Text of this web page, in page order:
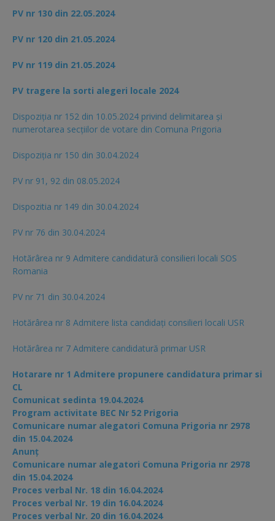
PV nr 130 din 22.05.2024
PV nr 120 din 21.05.2024
PV nr 119 din 21.05.2024
PV tragere la sorti alegeri locale 2024
Dispoziția nr 152 din 10.05.2024 privind delimitarea și
numerotarea secțiilor de votare din Comuna Prigoria
Dispoziția nr 150 din 30.04.2024
PV nr 91, 92 din 08.05.2024
Dispozitia nr 149 din 30.04.2024
PV nr 76 din 30.04.2024
Hotărârea nr 9 Admitere candidatură consilieri locali SOS
Romania
PV nr 71 din 30.04.2024
Hotărârea nr 8 Admitere lista candidaţi consilieri locali USR
Hotărârea nr 7 Admitere candidatură primar USR
Hotarare nr 1 Admitere propunere candidatura primar si
CL
Comunicat sedinta 19.04.2024
Program activitate BEC Nr 52 Prigoria
Comunicare numar alegatori Comuna Prigoria nr 2978
din 15.04.2024
Anunț
Comunicare numar alegatori Comuna Prigoria nr 2978
din 15.04.2024
Proces verbal Nr. 18 din 16.04.2024
Proces verbal Nr. 19 din 16.04.2024
Proces verbal Nr. 20 din 16.04.2024